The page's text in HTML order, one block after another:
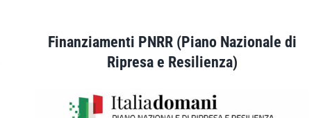
Finanziamenti PNRR (Piano Nazionale di
Ripresa e Resilienza)